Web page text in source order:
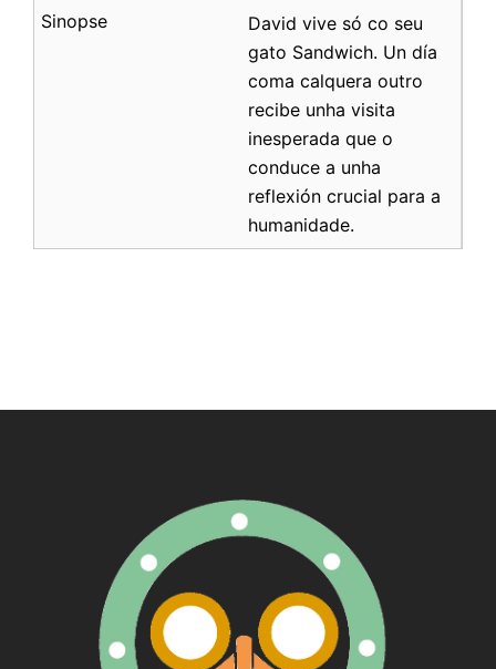
David vive só co seu
gato Sandwich. Un día
coma calquera outro
recibe unha visita
inesperada que o
conduce a unha
reflexión crucial para a
humanidade.